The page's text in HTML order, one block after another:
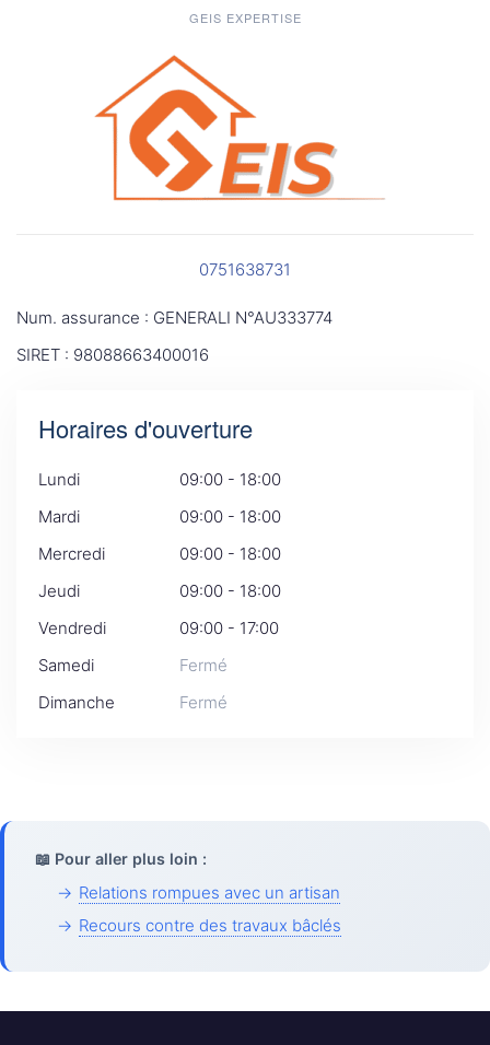
GEIS EXPERTISE
0751638731
Num. assurance : GENERALI N°AU333774
SIRET : 98088663400016
Horaires d'ouverture
Lundi
09:00 - 18:00
Mardi
09:00 - 18:00
Mercredi
09:00 - 18:00
Jeudi
09:00 - 18:00
Vendredi
09:00 - 17:00
Samedi
Fermé
Dimanche
Fermé
📖 Pour aller plus loin :
→ Relations rompues avec un artisan
→ Recours contre des travaux bâclés